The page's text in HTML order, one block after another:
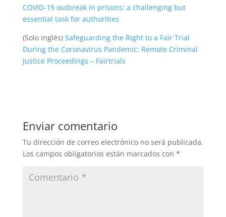
COVID-19 outbreak in prisons: a challenging but
essential task for authorities
(Solo inglés) Safeguarding the Right to a Fair Trial
During the Coronavirus Pandemic: Remote Criminal
Justice Proceedings – Fairtrials
Enviar comentario
Tu dirección de correo electrónico no será publicada.
Los campos obligatorios están marcados con *